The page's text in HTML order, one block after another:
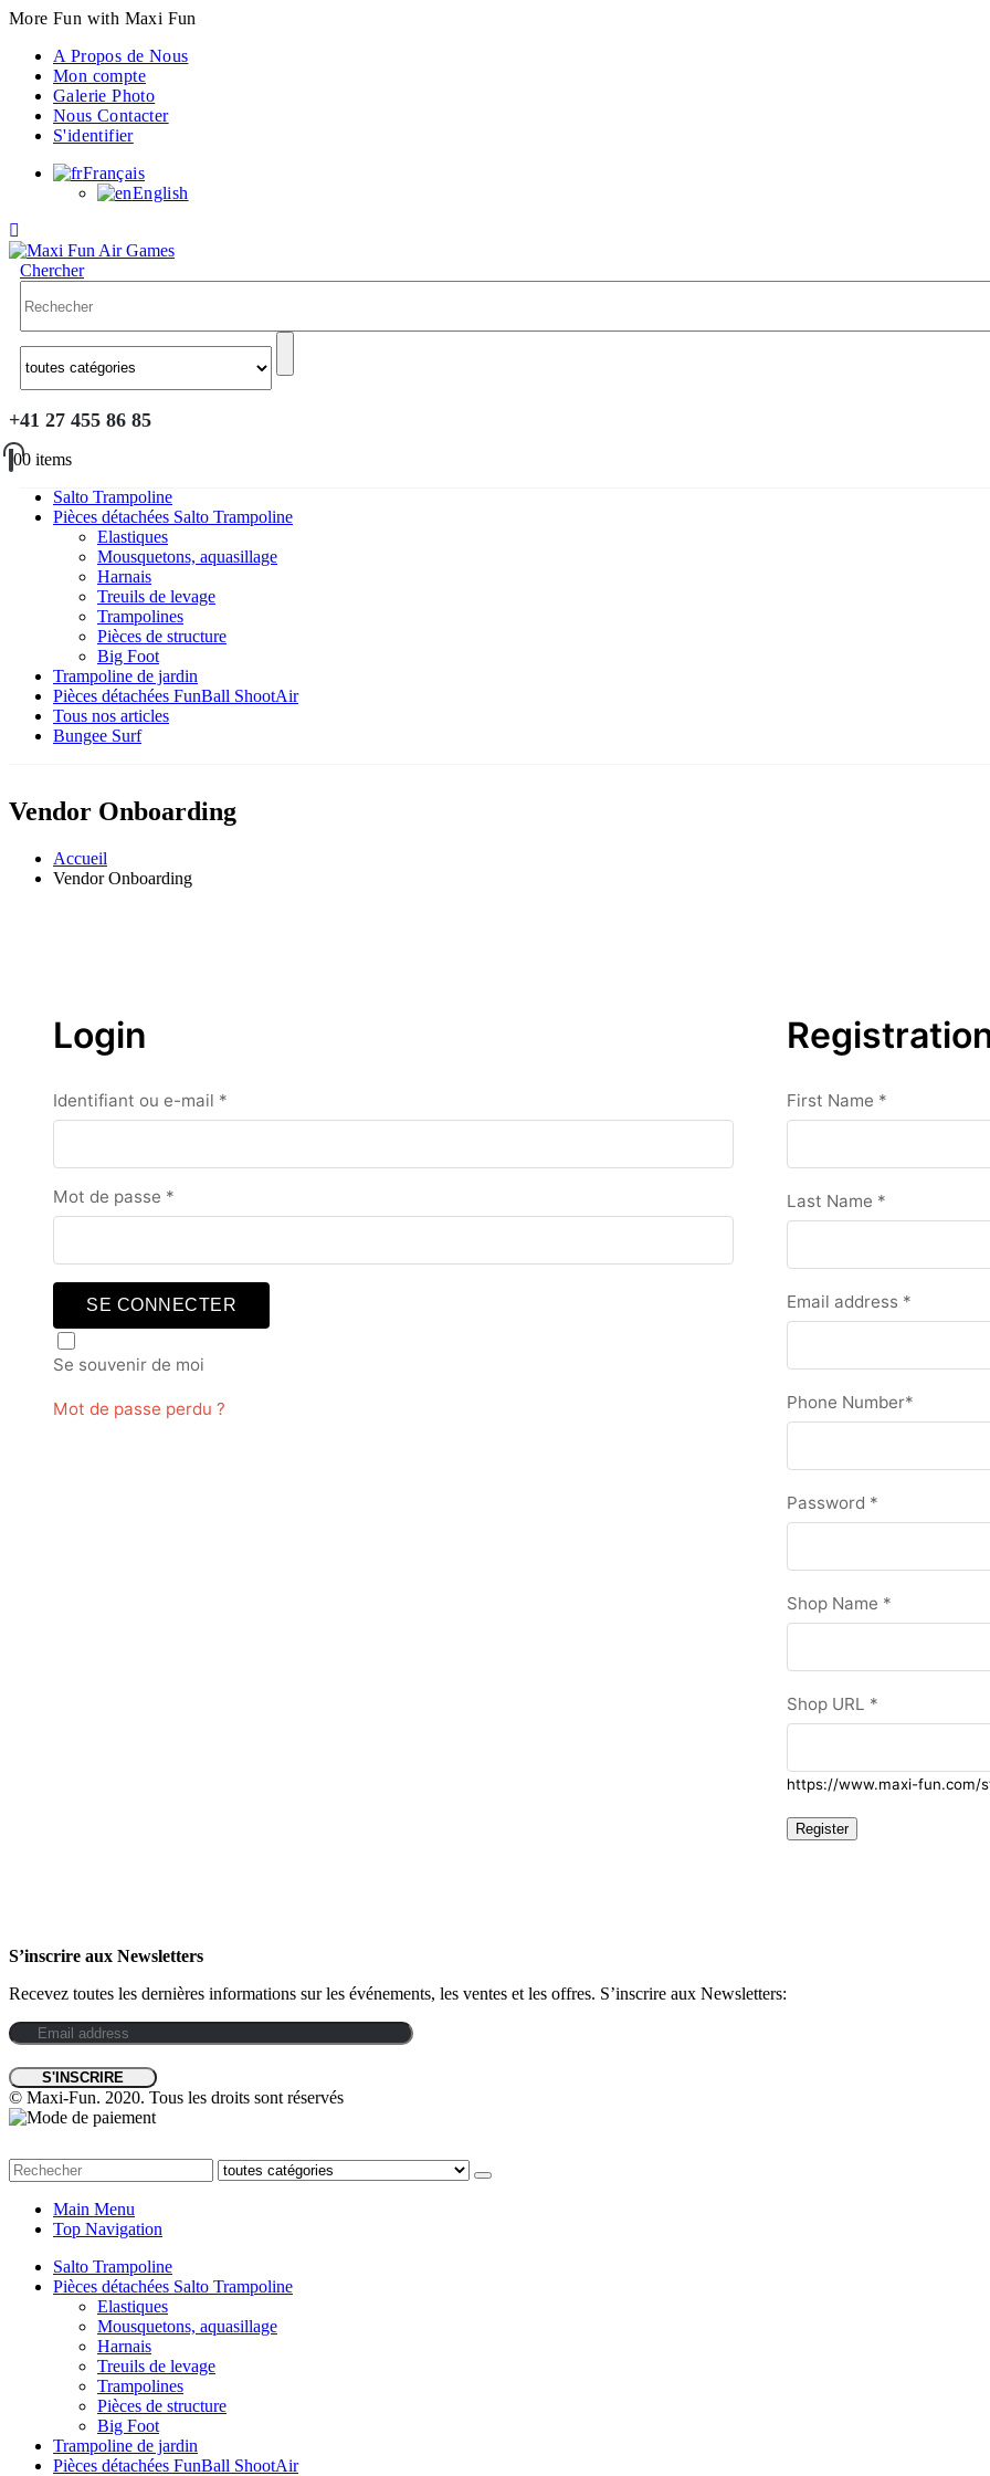
More Fun with Maxi Fun
A Propos de Nous
Mon compte
Galerie Photo
Nous Contacter
S'identifier
Français
English
Chercher
+41 27 455 86 85
00 items
Salto Trampoline
Pièces détachées Salto Trampoline
Elastiques
Mousquetons, aquasillage
Harnais
Treuils de levage
Trampolines
Pièces de structure
Big Foot
Trampoline de jardin
Pièces détachées FunBall ShootAir
Tous nos articles
Bungee Surf
Vendor Onboarding
Accueil
Vendor Onboarding
Login
Identifiant ou e-mail *
Mot de passe *
SE CONNECTER
Se souvenir de moi
Mot de passe perdu ?
First Name *
Last Name *
Email address *
Phone Number*
Password *
Shop Name *
Shop URL *
https://www.maxi-fun.com/
S’inscrire aux Newsletters
Recevez toutes les dernières informations sur les événements, les ventes et les offres. S’inscrire aux Newsletters:
© Maxi-Fun. 2020. Tous les droits sont réservés
Main Menu
Top Navigation
Salto Trampoline
Pièces détachées Salto Trampoline
Elastiques
Mousquetons, aquasillage
Harnais
Treuils de levage
Trampolines
Pièces de structure
Big Foot
Trampoline de jardin
Pièces détachées FunBall ShootAir